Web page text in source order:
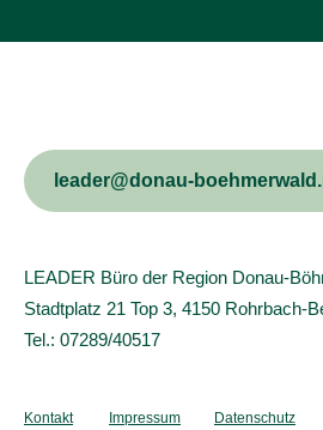
leader@donau-
LEADER Büro der Region Donau-
Stadtplatz 21 Top 3, 41‌50 Rohrbach-
Tel.: 07‌289/40517
Kontakt Impressum Datenschutz